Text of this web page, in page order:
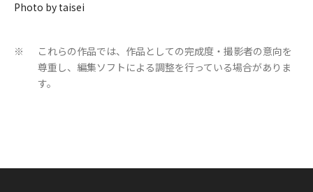
Photo by taisei
※
これらの作品では、作品としての完成度・撮影者の意向を
尊重し、編集ソフトによる調整を行っている場合がありま
す。